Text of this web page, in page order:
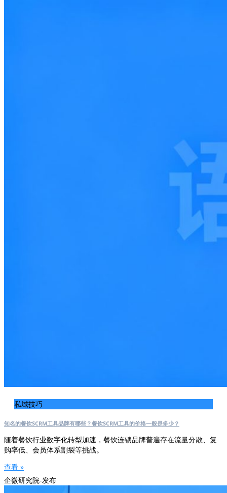
私域技巧
知名的餐饮SCRM工具品牌有哪些？餐饮SCRM工具的价格一般是多少？
随着餐饮行业数字化转型加速，餐饮连锁品牌普遍存在流量分散、复
购率低、会员体系割裂等挑战。
查看 »
企微研究院-发布